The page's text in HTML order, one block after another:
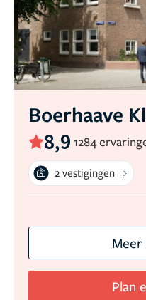
Boerhaave
8,9 1284
2 vestigingen
Plan